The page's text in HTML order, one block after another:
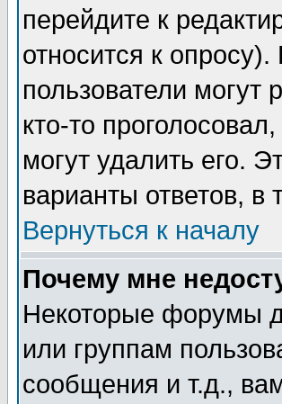
перейдите к
относится к
пользователи могут
кто-то
могут удалить его.
варианты ответов,
Вернуться к началу
Почему мне
Некоторые форумы
или группам
сообщения и т.д.,